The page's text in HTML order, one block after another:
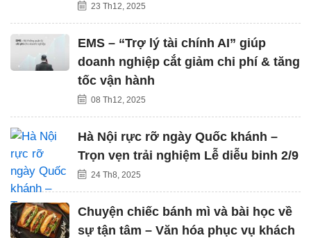
23 Th12, 2025
EMS – “Trợ lý tài chính AI” giúp
doanh nghiệp cắt giảm chi phí & tăng
tốc vận hành
08 Th12, 2025
Hà Nội rực rỡ ngày Quốc khánh –
Trọn vẹn trải nghiệm Lễ diễu binh 2/9
24 Th8, 2025
Chuyện chiếc bánh mì và bài học về
sự tận tâm – Văn hóa phục vụ khách